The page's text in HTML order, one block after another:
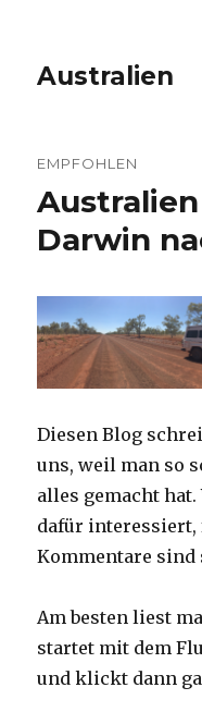
Australien
EMPFOHLEN
Australien
Darwin
Diesen Blog
uns, weil man so
alles gemacht
dafür interessiert,
Kommentare
Am besten liest
startet mit dem
und klickt dann